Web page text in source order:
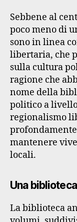
Sebbene al
poco meno di
sono in linea
libertaria, che
sulla cultura
ragione che
nome della
politico a
regionalismo
profondamente
mantenere
locali.
Una
La biblioteca